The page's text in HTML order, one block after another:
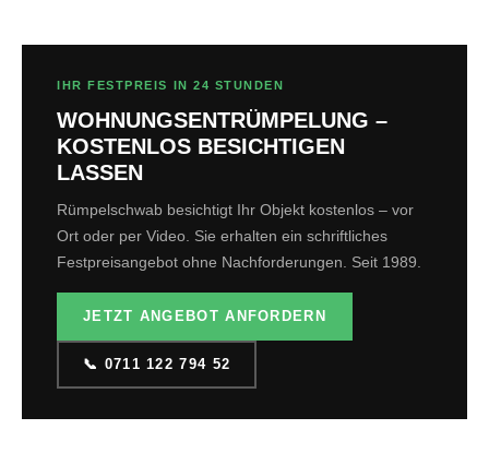
IHR FESTPREIS IN 24 STUNDEN
WOHNUNGSENTRÜMPELUNG –
KOSTENLOS BESICHTIGEN
LASSEN
Rümpelschwab besichtigt Ihr Objekt kostenlos – vor
Ort oder per Video. Sie erhalten ein schriftliches
Festpreisangebot ohne Nachforderungen. Seit 1989.
JETZT ANGEBOT ANFORDERN
📞 0711 122 794 52